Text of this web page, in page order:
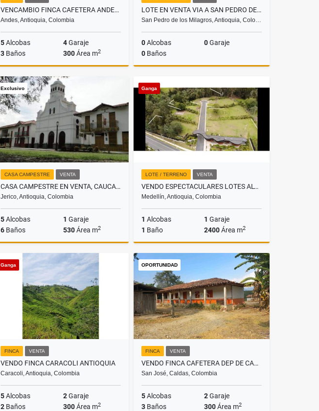
VENCAMBIO FINCA CAFETERA ANDES 16 CUADRAS
Andes, Antioquia, Colombia
5Alcobas 4Garaje
3 Baños 300Área m2
$700.000.000
LOTE EN VENTA VIA A SAN PEDRO DE LOS MILAGROS
San Pedro de los Milagros, Antioquia, Colo…
0Alcobas 0Garaje
0 Baños
$325.000.000
Exclusivo
CASA CAMPESTRE VENTA
CASA CAMPESTRE EN VENTA, CAUCA VIEJO
Jerico, Antioquia, Colombia
5Alcobas 1 Garaje
6 Baños 530Área m2
$2.400.000.000
Ganga
LOTE / TERRENO VENTA
VENDO ESPECTACULARES LOTES ALTO DE PALMAS MEDELLIN
Medellín, Antioquia, Colombia
1 Alcobas 1 Garaje
1 Baño 2400Área m2
Venta
$1.560.000.000
Ganga
FINCA VENTA
VENDO FINCA CARACOLI ANTIOQUIA
Caracoli, Antioquia, Colombia
5Alcobas 2Garaje
2 Baños 300Área m2
OPORTUNIDAD
FINCA VENTA
VENDO FINCA CAFETERA DEP DE CALDAS
San José, Caldas, Colombia
5Alcobas 2Garaje
3 Baños 300Área m2